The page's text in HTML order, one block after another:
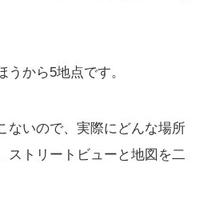
うから5地点です。
ないので、実際にどんな場所
ストリートビューと地図を二